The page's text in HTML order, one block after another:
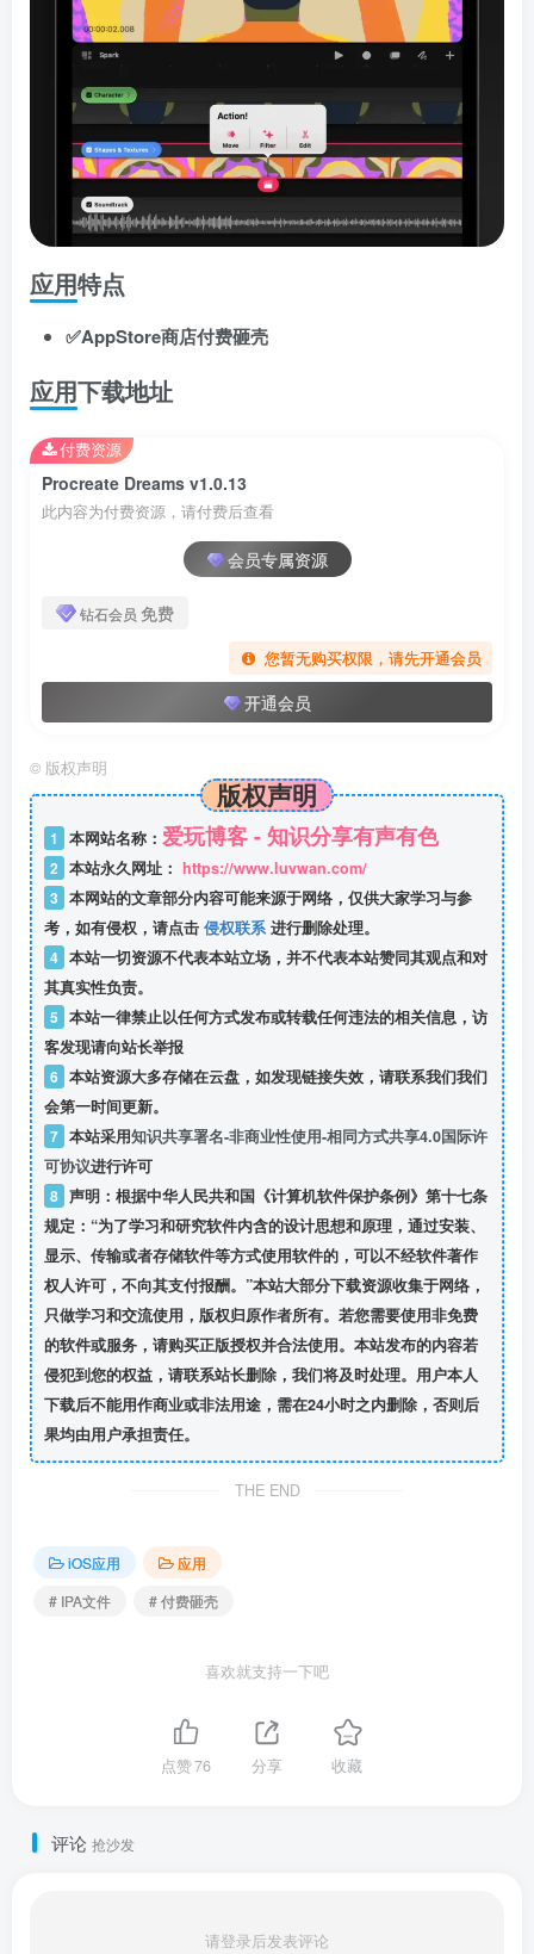
应用特点
✅AppStore商店付费砸壳
应用下载地址
Procreate Dreams v1.0.13
此内容为付费资源，请付费后查看
会员专属资源
钻石会员 免费
您暂无购买权限，请先开通会员
开通会员
付费资源
© 版权声明
版权声明
1 本网站名称： 爱玩博客 - 知识分享有声有色
2 本站永久网址： https://www.luvwan.com/
3 本网站的文章部分内容可能来源于网络，仅供大家学习与参
考，如有侵权，请点击 侵权联系进行删除处理。
4 本站一切资源不代表本站立场，并不代表本站赞同其观点和对
其真实性负责。
5 本站一律禁止以任何方式发布或转载任何违法的相关信息，访
客发现请向站长举报
6 本站资源大多存储在云盘，如发现链接失效，请联系我们我们
会第一时间更新。
7 本站采用知识共享署名-非商业性使用-相同方式共享4.0国际许
可协议进行许可
8 声明：根据中华人民共和国《计算机软件保护条例》第十七条
规定：“为了学习和研究软件内含的设计思想和原理，通过安装、
显示、传输或者存储软件等方式使用软件的，可以不经软件著作
权人许可，不向其支付报酬。”本站大部分下载资源收集于网络，
只做学习和交流使用，版权归原作者所有。若您需要使用非免费
的软件或服务，请购买正版授权并合法使用。本站发布的内容若
侵犯到您的权益，请联系站长删除，我们将及时处理。用户本人
下载后不能用作商业或非法用途，需在24小时之内删除，否则后
果均由用户承担责任。
THE END
iOS应用
应用
# IPA文件
# 付费砸壳
喜欢就支持一下吧
点赞76 分享 收藏
评论 抢沙发
请登录后发表评论